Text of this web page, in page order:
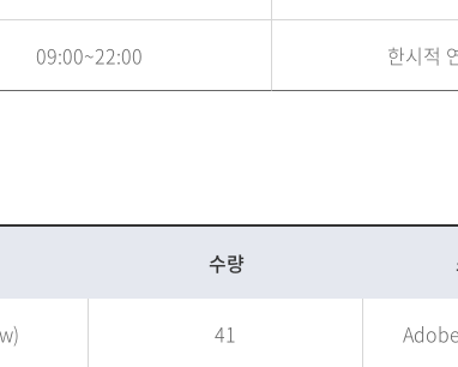
09:00~22:00 한시적
수량
41